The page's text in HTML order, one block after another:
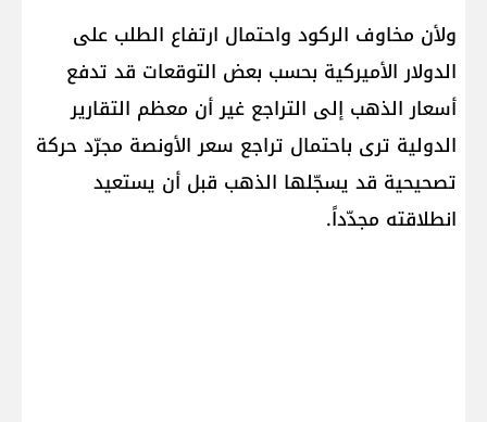
ولأن مخاوف الركود واحتمال ارتفاع الطلب على
الدولار الأميركية بحسب بعض التوقعات قد تدفع
أسعار الذهب إلى التراجع غير أن معظم التقارير
الدولية ترى باحتمال تراجع سعر الأونصة مجرّد حركة
تصحيحية قد يسجّلها الذهب قبل أن يستعيد
انطلاقته مجدّداً.